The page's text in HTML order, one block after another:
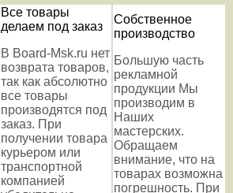
Все товары
делаем под заказ
В Board-Msk.ru нет
возврата товаров,
так как абсолютно
все товары
производятся под
заказ. При
получении товара
курьером или
транспортной
компанией
Собственное
производство
Большую часть
рекламной
продукции Мы
производим в
Наших
мастерских.
Обращаем
внимание, что на
товарах возможна
погрешность. При